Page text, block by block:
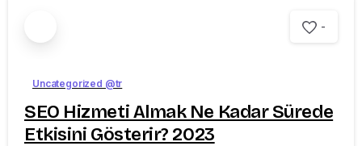
-
Uncategorized @tr
SEO Hizmeti Almak Ne Kadar Sürede
Etkisini Gösterir? 2023